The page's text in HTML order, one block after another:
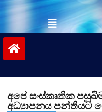
අපේ සංස්කෘතික
අධ්‍යාපනය පන්තියට